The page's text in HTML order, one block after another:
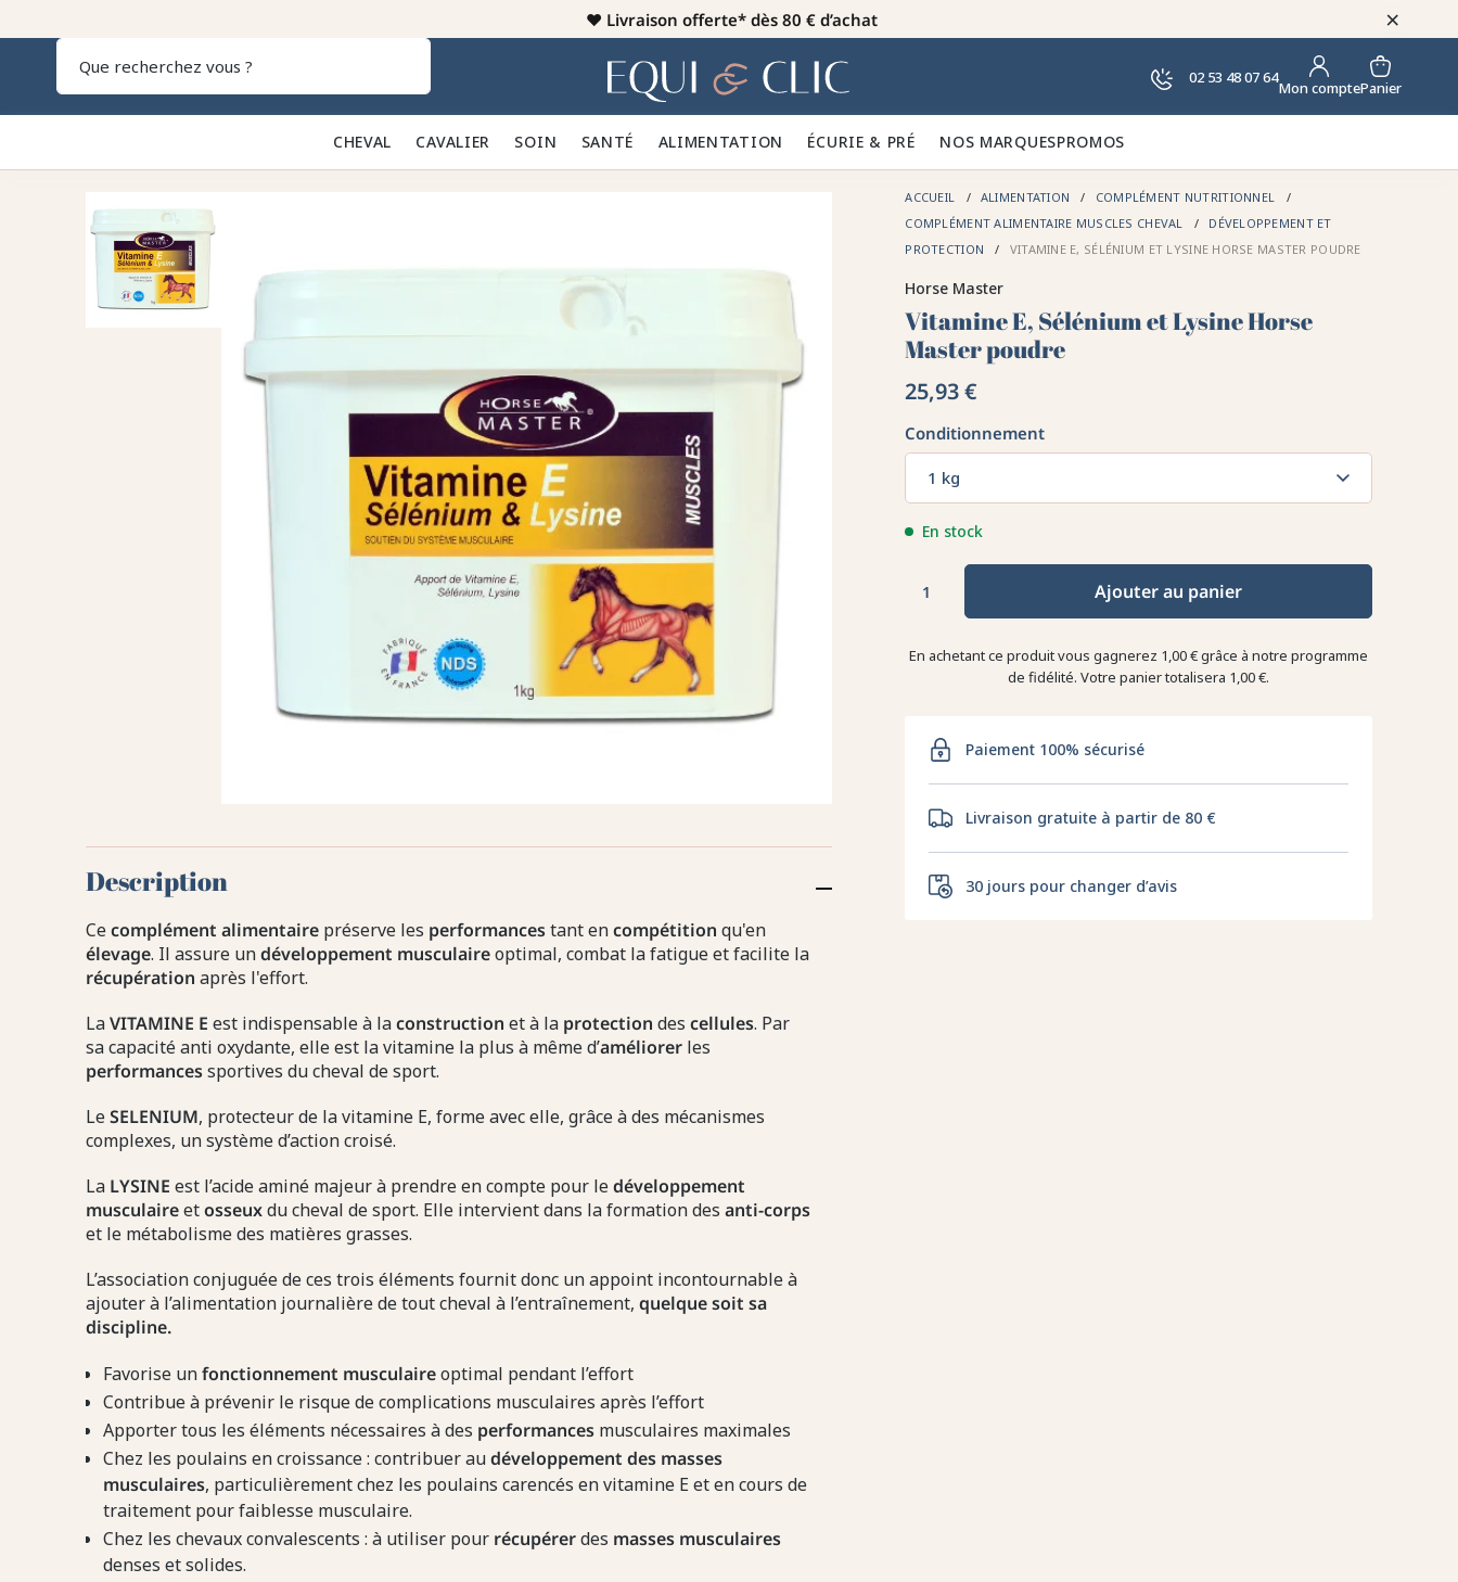
♥️ Livraison offerte* dès 80 € d’achat ×
Home 02 53 48 07 64
Mon comptePanier
CHEVAL 🐎 CAVALIER 👕 SOIN 🪮 SANTÉ ✨ ALIMENTATION 🥕 ÉCURIE & PRÉ 🍃 NOS MARQUESPROMOS
ACCUEIL ALIMENTATION
COMPLÉMENT NUTRITIONNEL
COMPLÉMENT ALIMENTAIRE MUSCLES CHEVAL
DÉVELOPPEMENT ET
PROTECTION
VITAMINE E, SÉLÉNIUM ET LYSINE HORSE MASTER POUDRE
Horse Master
Vitamine E, Sélénium et Lysine Horse
Master poudre
25,93 €
Conditionnement
1 kg
En stock
Ajouter au panier
En achetant ce produit vous gagnerez 1,00 €grâce à notre programme
de fidélité. Votre panier totalisera 1,00 €.
Paiement 100% sécurisé
Livraison gratuite à partir de 80 €
30 jours pour changer d’avis
Description
Cecomplément alimentairepréserve les performancestant encompétition qu'en
élevage. Il assure undéveloppement musculaireoptimal, combat la fatigue et facilite la
récupération après l'effort.
LaVITAMINE E est indispensable à laconstruction et à la protection des cellules. Par
sa capacité anti oxydante, elle est la vitamine la plus à même d’améliorerles
performancessportives du cheval de sport.
LeSELENIUM, protecteur de la vitamine E, forme avec elle, grâce à des mécanismes
complexes, un système d’action croisé.
La LYSINE est l’acide aminé majeur à prendre en compte pour ledéveloppement
musculaireetosseuxdu cheval de sport. Elle intervient dans la formation des anti-corps
et le métabolisme des matières grasses.
L’association conjuguée de ces trois éléments fournit donc un appoint incontournable à
ajouter à l’alimentation journalière de tout cheval à l’entraînement, quelque soit sa
discipline.
Favorise unfonctionnement musculaireoptimal pendant l’effort
Contribue à prévenir le risque de complications musculaires après l’effort
Apporter tous les éléments nécessaires à des performancesmusculaires maximales
Chez les poulains en croissance : contribuer audéveloppement des masses
musculaires, particulièrement chez les poulains carencés en vitamine E et en cours de
traitement pour faiblesse musculaire.
Chez les chevaux convalescents : à utiliser pour récupérerdes masses musculaires
denses et solides.